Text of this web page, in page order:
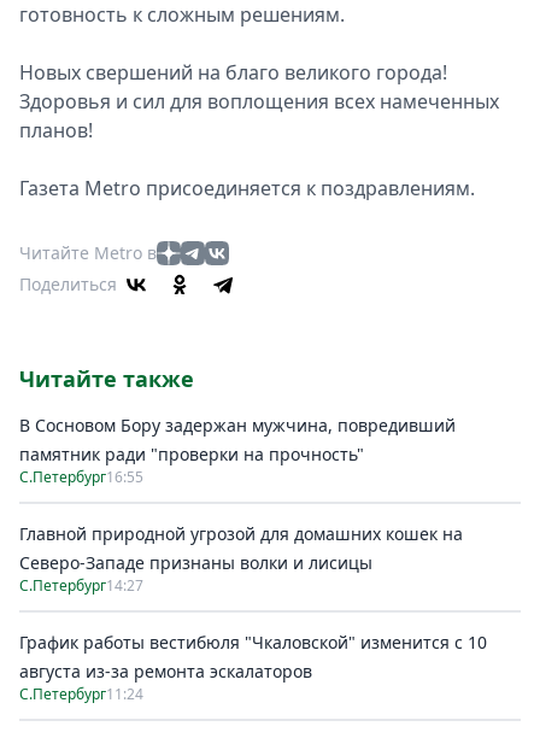
готовность к сложным решениям.
Новых свершений на благо великого города!
Здоровья и сил для воплощения всех намеченных
планов!
Газета Metro присоединяется к поздравлениям.
Читайте Metro в
Поделиться
Читайте также
В Сосновом Бору задержан мужчина, повредивший
памятник ради "проверки на прочность"
С.Петербург16:55
Главной природной угрозой для домашних кошек на
Северо-Западе признаны волки и лисицы
С.Петербург14:27
График работы вестибюля "Чкаловской" изменится с 10
августа из-за ремонта эскалаторов
С.Петербург11:24